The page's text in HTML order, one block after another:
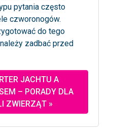
pytania często
czworonogów.
do tego
zadbać przed
JACHTU A
– PORADY DLA
ZWIERZĄT »